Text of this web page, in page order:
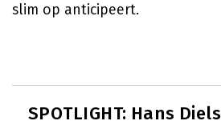
slim op anticipeert.
SPOTLIGHT: Hans Diels